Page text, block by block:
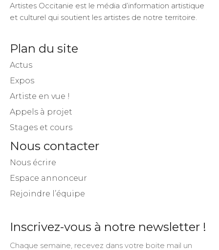
Artistes Occitanie est le média d’information artistique
et culturel qui soutient les artistes de notre territoire.
Plan du site
Actus
Expos
Artiste en vue !
Appels à projet
Stages et cours
Nous contacter
Nous écrire
Espace annonceur
Rejoindre l’équipe
Inscrivez-vous à notre newsletter !
Chaque semaine, recevez dans votre boite mail un